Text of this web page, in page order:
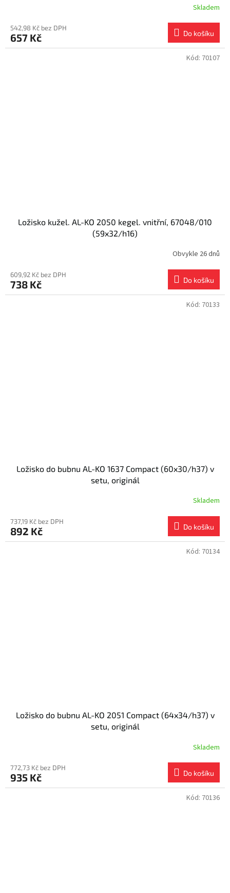
Skladem
542,98 Kč bez DPH
657 Kč Do košíku
Ložisko kužel. AL-KO 2050 kegel. vnitřní, 67048/010
(59x32/h16)
Obvykle 26 dnů
609,92 Kč bez DPH
738 Kč Do košíku
Kód: 70107
Ložisko do bubnu AL-KO 1637 Compact (60x30/h37) v
setu, originál
Skladem
737,19 Kč bez DPH
892 Kč Do košíku
Kód: 70133
Ložisko do bubnu AL-KO 2051 Compact (64x34/h37) v
setu, originál
Skladem
772,73 Kč bez DPH
935 Kč Do košíku
Kód: 70134
Kód: 70136